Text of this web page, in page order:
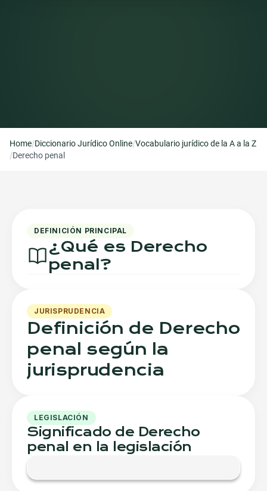
Home/Diccionario Jurídico Online/Vocabulario jurídico de la A a la Z
/Derecho penal
DEFINICIÓN PRINCIPAL
¿Qué es Derecho
penal?
JURISPRUDENCIA
Definición de Derecho
penal según la
jurisprudencia
LEGISLACIÓN
Significado de Derecho
penal en la legislación